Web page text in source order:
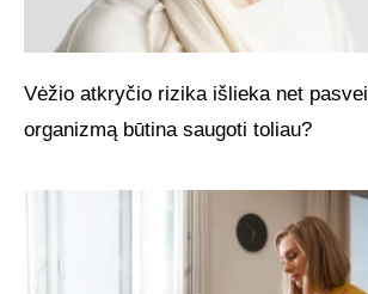
Vėžio atkryčio rizika išlieka net
organizmą būtina saugoti toliau?